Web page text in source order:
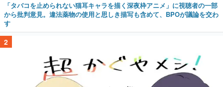
「タバコを止められない猫耳キャラを描く深夜枠アニメ」に視聴者の一部
から批判意見。違法薬物の使用と思しき描写も含めて、BPOが議論を交わ
す
2